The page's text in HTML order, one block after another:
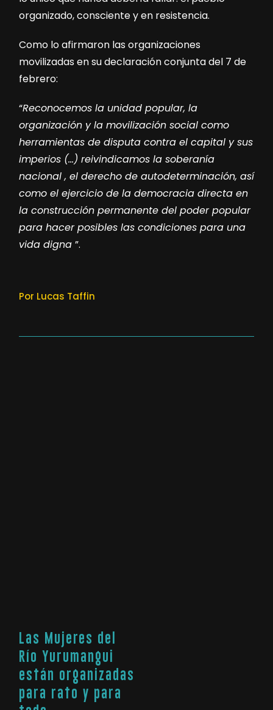
organizado, consciente y en resistencia.
Como lo afirmaron las organizaciones
movilizadas en su declaración conjunta del 7 de
febrero:
“Reconocemos la unidad popular, la
organización y la movilización social como
herramientas de disputa contra el capital y sus
imperios (…) reivindicamos la soberanía
nacional , el derecho de autodeterminación, así
como el ejercicio de la democracia directa en
la construcción permanente del poder popular
para hacer posibles las condiciones para una
vida digna ”.
Por Lucas Taffin
Las Mujeres del
Río Yurumangui
están organizadas
para rato y para